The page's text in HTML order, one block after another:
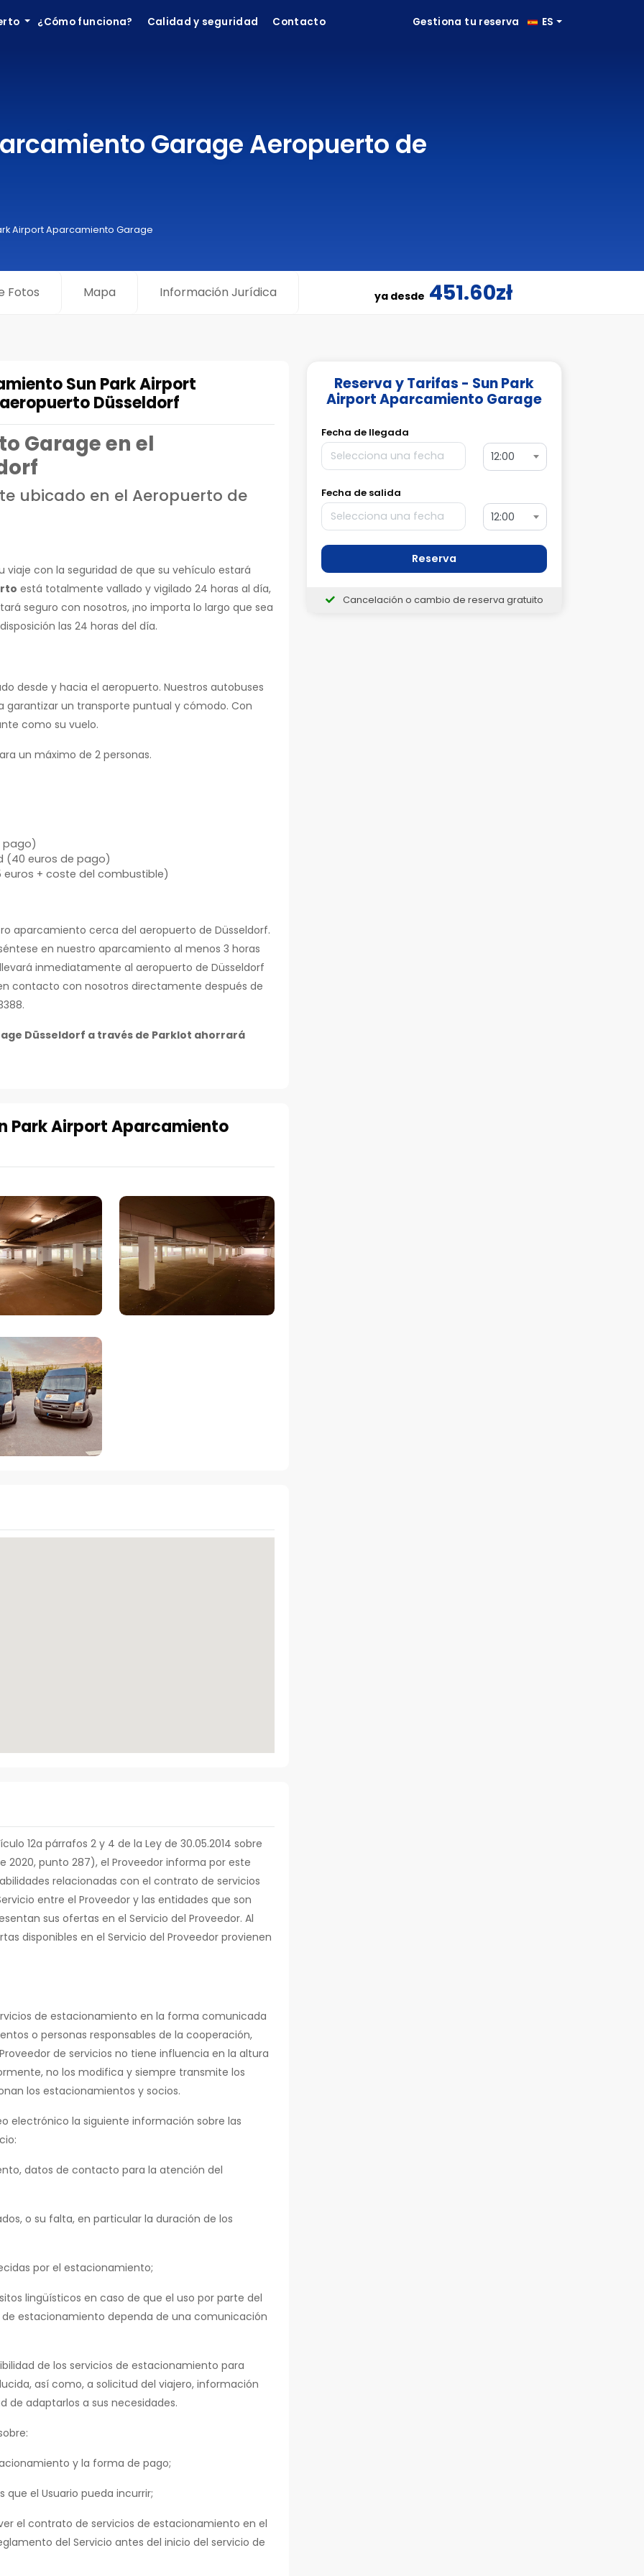
¿Cómo funciona? Calidad y seguridad Contacto Gestiona tu reserva ES
Garage Aeropuerto de
Airport Aparcamiento Garage
Fotos Mapa Información Jurídica ya desde 451.60zł
Sun Park Airport
Düsseldorf
Garage en el
ubicado en el Aeropuerto de
con la seguridad de que su vehículo estará
está totalmente vallado y vigilado 24 horas al día,
seguro con nosotros, ¡no importa lo largo que sea
las 24 horas del día.
desde y hacia el aeropuerto. Nuestros autobuses
garantizar un transporte puntual y cómodo. Con
como su vuelo.
un máximo de 2 personas.
pago)
(40 euros de pago)
+ coste del combustible)
aparcamiento cerca del aeropuerto de Düsseldorf.
en nuestro aparcamiento al menos 3 horas
inmediatamente al aeropuerto de Düsseldorf
contacto con nosotros directamente después de
Düsseldorf a través de Parklot ahorrará
Park Airport Aparcamiento
12a párrafos 2 y 4 de la Ley de 30.05.2014 sobre
2020, punto 287), el Proveedor informa por este
relacionadas con el contrato de servicios
entre el Proveedor y las entidades que son
sus ofertas en el Servicio del Proveedor. Al
disponibles en el Servicio del Proveedor provienen
de estacionamiento en la forma comunicada
o personas responsables de la cooperación,
de servicios no tiene influencia en la altura
no los modifica y siempre transmite los
los estacionamientos y socios.
electrónico la siguiente información sobre las
datos de contacto para la atención del
o su falta, en particular la duración de los
por el estacionamiento;
lingüísticos en caso de que el uso por parte del
de estacionamiento dependa de una comunicación
de los servicios de estacionamiento para
así como, a solicitud del viajero, información
de adaptarlos a sus necesidades.
y la forma de pago;
el Usuario pueda incurrir;
el contrato de servicios de estacionamiento en el
del Servicio antes del inicio del servicio de
Reserva y Tarifas - Sun Park
Airport Aparcamiento Garage
Fecha de llegada
12:00
Fecha de salida
12:00
Reserva
Cancelación o cambio de reserva gratuito